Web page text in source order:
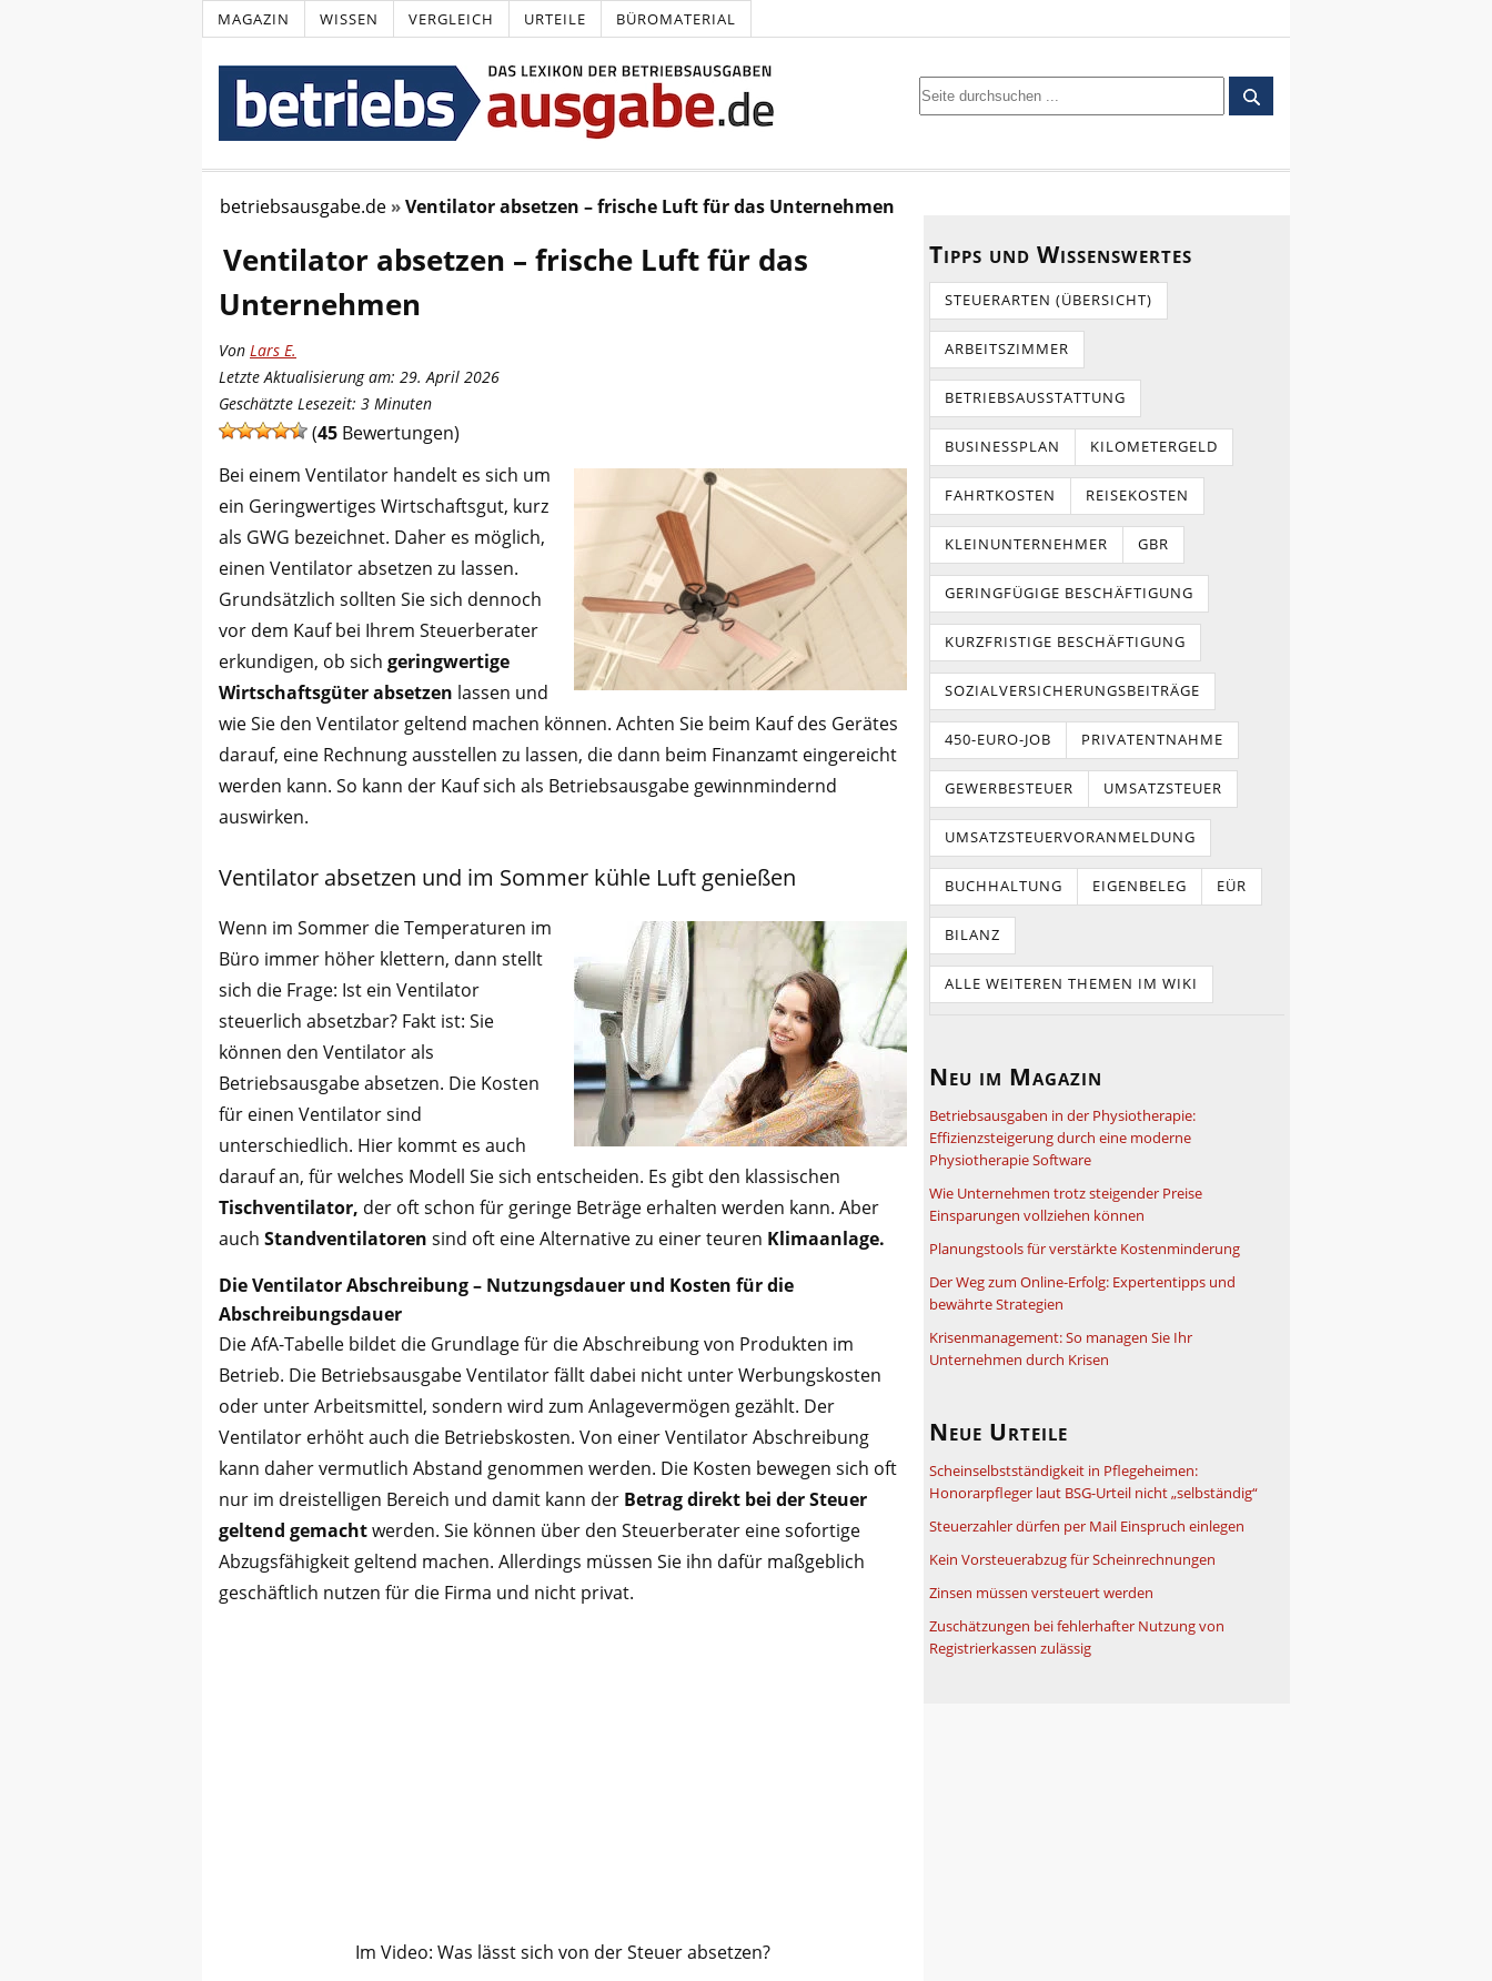
MAGAZIN WISSEN VERGLEICH URTEILE BÜROMATERIAL
betriebsausgabe.de Ventilator absetzen – frische Luft für das Unternehmen
Ventilator absetzen – frische Luft für das
Unternehmen
Von Lars E.
Letzte Aktualisierung am: 29. April 2026
Geschätzte Lesezeit: 3 Minuten
(45 Bewertungen)
Bei einem Ventilator handelt es sich um
ein Geringwertiges Wirtschaftsgut, kurz
als GWG bezeichnet. Daher es möglich,
einen Ventilator absetzen zu lassen.
Grundsätzlich sollten Sie sich dennoch
vor dem Kauf bei Ihrem Steuerberater
erkundigen, ob sich geringwertige
Wirtschaftsgüter absetzen lassen und
wie Sie den Ventilator geltend machen können. Achten Sie beim Kauf des Gerätes
darauf, eine Rechnung ausstellen zu lassen, die dann beim Finanzamt eingereicht
werden kann. So kann der Kauf sich als Betriebsausgabe gewinnmindernd
auswirken.
Ventilator absetzen und im Sommer kühle Luft genießen
Wenn im Sommer die Temperaturen im
Büro immer höher klettern, dann stellt
sich die Frage: Ist ein Ventilator
steuerlich absetzbar? Fakt ist: Sie
können den Ventilator als
Betriebsausgabe absetzen. Die Kosten
für einen Ventilator sind
unterschiedlich. Hier kommt es auch
darauf an, für welches Modell Sie sich entscheiden. Es gibt den klassischen
Tischventilator, der oft schon für geringe Beträge erhalten werden kann. Aber
auch Standventilatoren sind oft eine Alternative zu einer teuren Klimaanlage.
Die Ventilator Abschreibung – Nutzungsdauer und Kosten für die
Abschreibungsdauer
Die AfA-Tabelle bildet die Grundlage für die Abschreibung von Produkten im
Betrieb. Die Betriebsausgabe Ventilator fällt dabei nicht unter Werbungskosten
oder unter Arbeitsmittel, sondern wird zum Anlagevermögen gezählt. Der
Ventilator erhöht auch die Betriebskosten. Von einer Ventilator Abschreibung
kann daher vermutlich Abstand genommen werden. Die Kosten bewegen sich oft
nur im dreistelligen Bereich und damit kann der Betrag direkt bei der Steuer
geltend gemachtwerden. Sie können über den Steuerberater eine sofortige
Abzugsfähigkeit geltend machen. Allerdings müssen Sie ihn dafür maßgeblich
geschäftlich nutzen für die Firma und nicht privat.
Im Video: Was lässt sich von der Steuer absetzen?
Tipps und Wissenswertes
STEUERARTEN (ÜBERSICHT)
ARBEITSZIMMER
BETRIEBSAUSSTATTUNG
BUSINESSPLAN KILOMETERGELD
FAHRTKOSTEN REISEKOSTEN
KLEINUNTERNEHMER GBR
GERINGFÜGIGE BESCHÄFTIGUNG
KURZFRISTIGE BESCHÄFTIGUNG
SOZIALVERSICHERUNGSBEITRÄGE
450-EURO-JOB PRIVATENTNAHME
GEWERBESTEUER UMSATZSTEUER
UMSATZSTEUERVORANMELDUNG
BUCHHALTUNG EIGENBELEG EÜR
BILANZ
ALLE WEITEREN THEMEN IM WIKI
Neu im Magazin
Betriebsausgaben in der Physiotherapie:
Effizienzsteigerung durch eine moderne
Physiotherapie Software
Wie Unternehmen trotz steigender Preise
Einsparungen vollziehen können
Planungstools für verstärkte Kostenminderung
Der Weg zum Online-Erfolg: Expertentipps und
bewährte Strategien
Krisenmanagement: So managen Sie Ihr
Unternehmen durch Krisen
Neue Urteile
Scheinselbstständigkeit in Pflegeheimen:
Honorarpfleger laut BSG-Urteil nicht „selbständig“
Steuerzahler dürfen per Mail Einspruch einlegen
Kein Vorsteuerabzug für Scheinrechnungen
Zinsen müssen versteuert werden
Zuschätzungen bei fehlerhafter Nutzung von
Registrierkassen zulässig